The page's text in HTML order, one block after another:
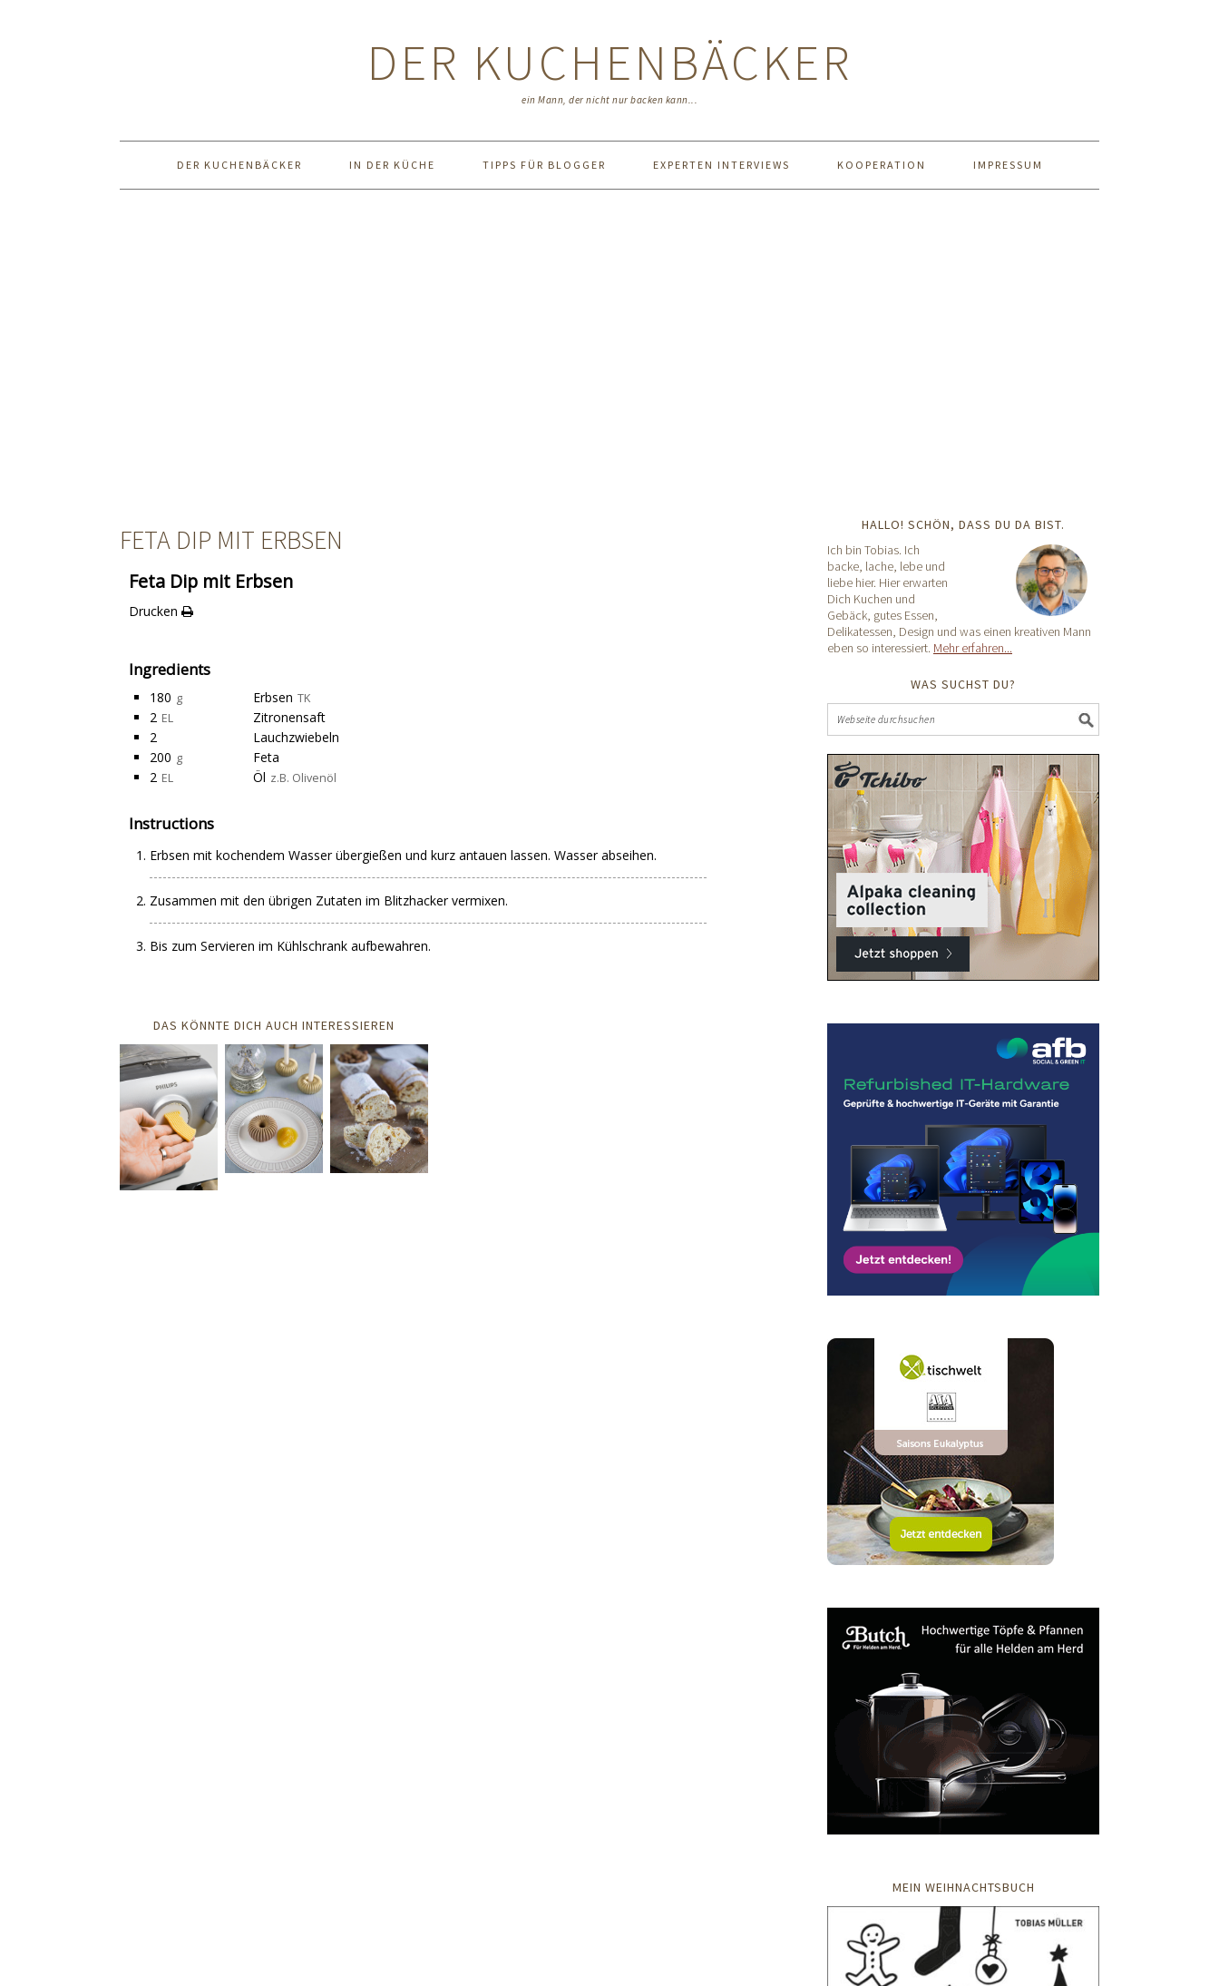
DER KUCHENBÄCKER
ein Mann, der nicht nur backen kann...
DER KUCHENBÄCKER IN DER KÜCHE TIPPS FÜR BLOGGER EXPERTEN INTERVIEWS KOOPERATION IMPRESSUM
FETA DIP MIT ERBSEN
Feta Dip mit Erbsen
Drucken
Ingredients
180 g Erbsen TK
2 EL
Zitronensaft
2
Lauchzwiebeln
200 g
Feta
2 EL Öl z.B. Olivenöl
Instructions
Erbsen mit kochendem Wasser übergießen und kurz antauen lassen. Wasser abseihen.
Zusammen mit den übrigen Zutaten im Blitzhacker vermixen.
Bis zum Servieren im Kühlschrank aufbewahren.
DAS KÖNNTE DICH AUCH INTERESSIEREN
HALLO! SCHÖN, DASS DU DA BIST.
Ich bin Tobias. Ich
backe, lache, lebe und
liebe hier. Hier erwarten
Dich Kuchen und
Gebäck, gutes Essen,
Delikatessen, Design und was einen kreativen Mann
eben so interessiert. Mehr erfahren...
WAS SUCHST DU?
MEIN WEIHNACHTSBUCH